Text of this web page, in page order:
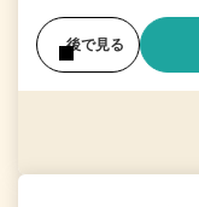
後で見る